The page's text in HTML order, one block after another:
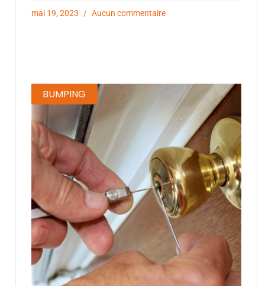
mai 19, 2023 Aucun commentaire
BUMPING